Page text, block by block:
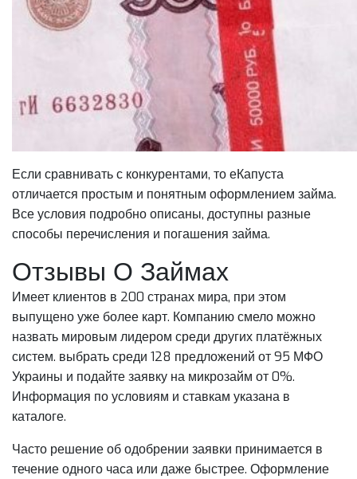
Если сравнивать с конкурентами, то еКапуста
отличается простым и понятным оформлением займа.
Все условия подробно описаны, доступны разные
способы перечисления и погашения займа.
Отзывы О Займах
Имеет клиентов в 200 странах мира, при этом
выпущено уже более карт. Компанию смело можно
назвать мировым лидером среди других платёжных
систем. выбрать среди 128 предложений от 95 МФО
Украины и подайте заявку на микрозайм от 0%.
Информация по условиям и ставкам указана в
каталоге.
Часто решение об одобрении заявки принимается в
течение одного часа или даже быстрее. Оформление